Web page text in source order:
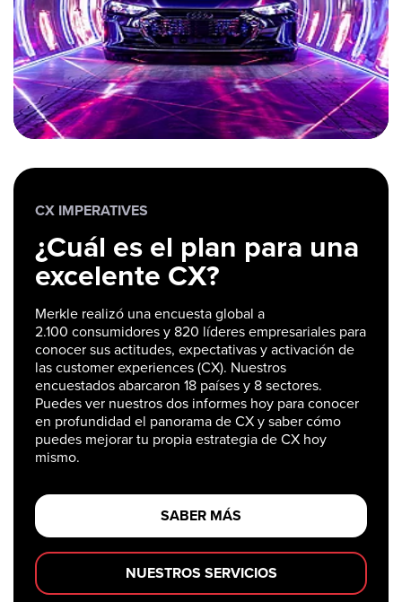
CX IMPERATIVES
¿Cuál es el plan para una
excelente CX?
Merkle realizó una encuesta global a
2.100 consumidores y 820 líderes empresariales para
conocer sus actitudes, expectativas y activación de
las customer experiences (CX). Nuestros
encuestados abarcaron 18 países y 8 sectores.
Puedes ver nuestros dos informes hoy para conocer
en profundidad el panorama de CX y saber cómo
puedes mejorar tu propia estrategia de CX hoy
mismo.
SABER MÁS
NUESTROS SERVICIOS